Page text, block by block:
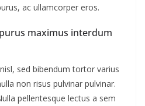
ac ullamcorper eros.
maximus interdum
sed bibendum tortor varius
non risus pulvinar pulvinar.
pellentesque lectus a sem